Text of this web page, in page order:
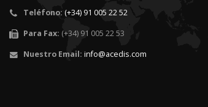
Teléfono: (+34) 91 005 22 52
Para Fax: (+34) 91 005 22 53
Nuestro Email: info@acedis.com